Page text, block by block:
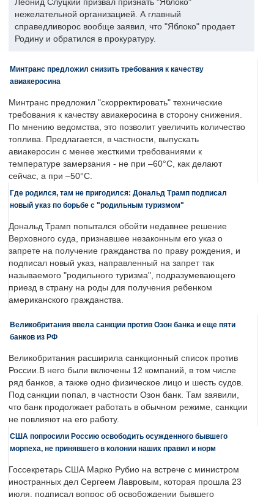
Леонид Слуцкий призвал признать "Яблоко"
нежелательной организацией. А главный
справедливорос вообще заявил, что "Яблоко" продает
Родину и обратился в прокуратуру.
Минтранс предложил снизить требования к качеству
авиакеросина
Минтранс предложил "скорректировать" технические
требования к качеству авиакеросина в сторону снижения.
По мнению ведомства, это позволит увеличить количество
топлива. Предлагается, в частности, выпускать
авиакеросин с менее жесткими требованиями к
температуре замерзания - не при –60°C, как делают
сейчас, а при –50°C.
Где родился, там не пригодился: Дональд Трамп подписал
новый указ по борьбе с "родильным туризмом"
Дональд Трамп попытался обойти недавнее решение
Верховного суда, признавшее незаконным его указ о
запрете на получение гражданства по праву рождения, и
подписал новый указ, направленный на запрет так
называемого "родильного туризма", подразумевающего
приезд в страну на роды для получения ребенком
американского гражданства.
Великобритания ввела санкции против Озон банка и еще пяти
банков из РФ
Великобритания расширила санкционный список против
России.В него были включены 12 компаний, в том числе
ряд банков, а также одно физическое лицо и шесть судов.
Под санкции попал, в частности Озон банк. Там заявили,
что банк продолжает работать в обычном режиме, санкции
не повлияют на его работу.
США попросили Россию освободить осужденного бывшего
морпеха, не принявшего в колонии наших правил и норм
Госсекретарь США Марко Рубио на встрече с министром
иностранных дел Сергеем Лавровым, которая прошла 23
июля, подписал вопрос об освобождении бывшего